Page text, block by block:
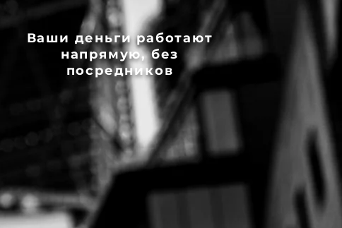
Ваши деньги работают
напрямую, без
посредников